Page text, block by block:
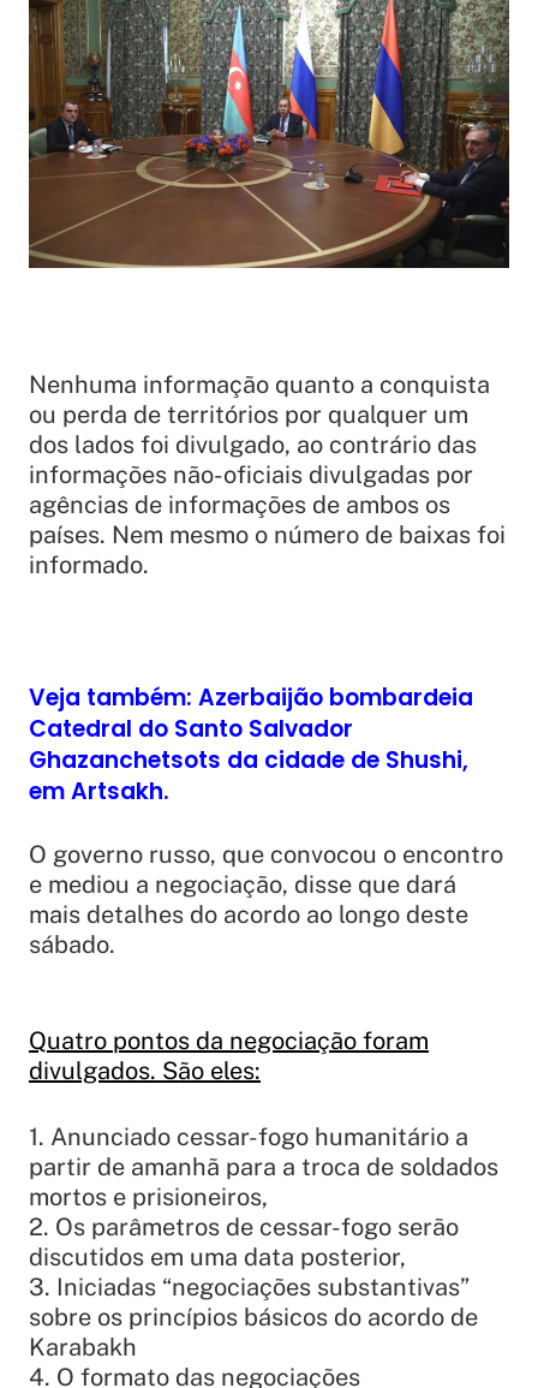
Nenhuma informação quanto a conquista
ou perda de territórios por qualquer um
dos lados foi divulgado, ao contrário das
informações não-oficiais divulgadas por
agências de informações de ambos os
países. Nem mesmo o número de baixas foi
informado.
Veja também: Azerbaijão bombardeia
Catedral do Santo Salvador
Ghazanchetsots da cidade de Shushi,
em Artsakh.
O governo russo, que convocou o encontro
e mediou a negociação, disse que dará
mais detalhes do acordo ao longo deste
sábado.
Quatro pontos da negociação foram
divulgados. São eles:
1. Anunciado cessar-fogo humanitário a
partir de amanhã para a troca de soldados
mortos e prisioneiros,
2. Os parâmetros de cessar-fogo serão
discutidos em uma data posterior,
3. Iniciadas “negociações substantivas”
sobre os princípios básicos do acordo de
Karabakh
4. O formato das negociações